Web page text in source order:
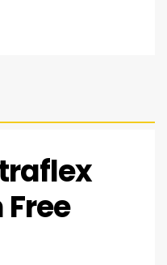
Free